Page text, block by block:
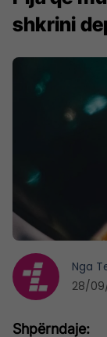
shkrini
Nga
28/